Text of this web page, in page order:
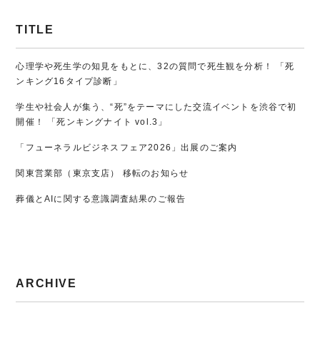
TITLE
心理学や死生学の知見をもとに、32の質問で死生観を分析！ 「死
ンキング16タイプ診断」
学生や社会人が集う、“死”をテーマにした交流イベントを渋谷で初
開催！ 「死ンキングナイト vol.3」
「フューネラルビジネスフェア2026」出展のご案内
関東営業部（東京支店） 移転のお知らせ
葬儀とAIに関する意識調査結果のご報告
ARCHIVE